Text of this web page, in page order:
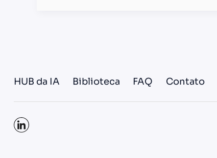
HUB da IA Biblioteca FAQ Contato